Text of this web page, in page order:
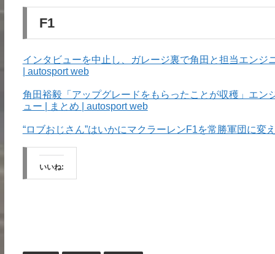
F1
インタビューを中止し、ガレージ裏で角田と担当エン
| autosport web
角田裕毅「アップグレードをもらったことが収穫」エ
ュー | まとめ | autosport web
“ロブおじさん”はいかにマクラーレンF1を常勝軍団に
いいね: